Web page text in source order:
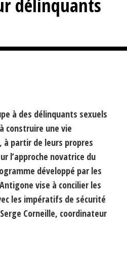
délinquants
à des délinquants sexuels
construire une vie
à partir de leurs propres
l’approche novatrice du
développé par les
vise à concilier les
les impératifs de sécurité
Corneille, coordinateur